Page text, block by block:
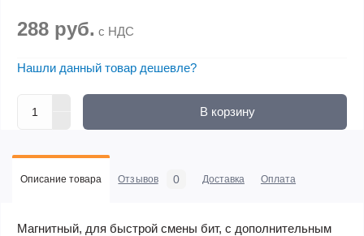
288 руб. с НДС
Нашли данный товар дешевле?
В корзину
Описание товара Отзывов 0 Доставка Оплата
Магнитный, для быстрой смены бит, с дополнительным